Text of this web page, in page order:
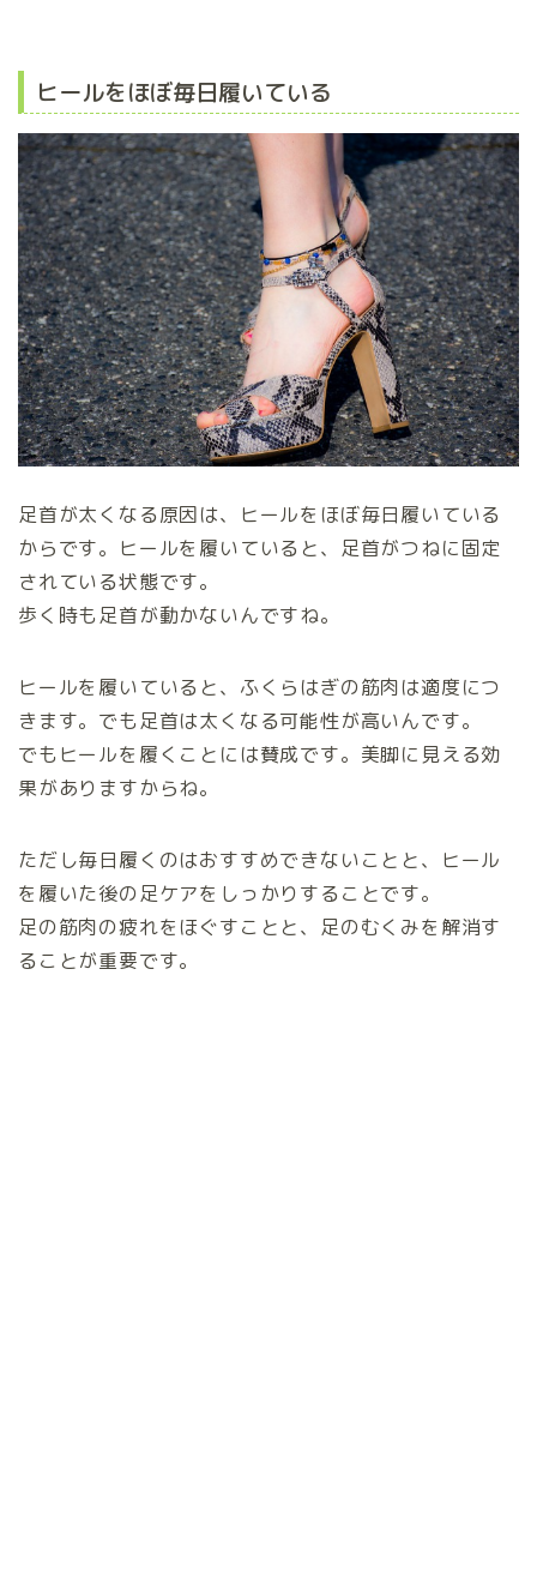
ヒールをほぼ毎日履いている
足首が太くなる原因は、ヒールをほぼ毎日履いている
からです。ヒールを履いていると、足首がつねに固定
されている状態です。
歩く時も足首が動かないんですね。
ヒールを履いていると、ふくらはぎの筋肉は適度につ
きます。でも足首は太くなる可能性が高いんです。
でもヒールを履くことには賛成です。美脚に見える効
果がありますからね。
ただし毎日履くのはおすすめできないことと、ヒール
を履いた後の足ケアをしっかりすることです。
足の筋肉の疲れをほぐすことと、足のむくみを解消す
ることが重要です。